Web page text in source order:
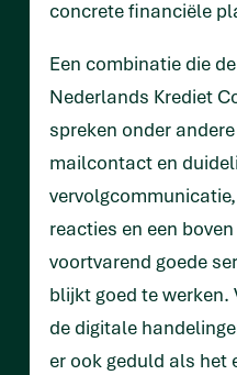
concrete financiële
Een combinatie die
Nederlands Krediet
spreken onder
mailcontact en
reacties en een
voortvarend goede
blijkt goed te werken.
de digitale
er ook geduld als het